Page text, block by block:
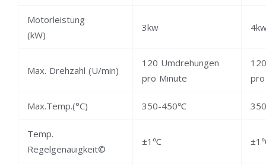
Motorleistung
(kW)
3kw
Max. Drehzahl (U/min)
120 Umdrehungen
pro Minute
Max.Temp.(°C) 350-450℃
Temp.
Regelgenauigkeit©
±1℃